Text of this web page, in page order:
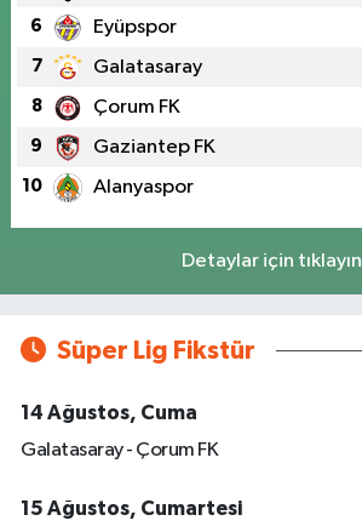
6 Eyüpspor
7 Galatasaray
8 Çorum FK
9 Gaziantep FK
10 Alanyaspor
Detaylar için tıklayın
Süper Lig Fikstür
14 Ağustos, Cuma
Galatasaray - Çorum FK
15 Ağustos, Cumartesi